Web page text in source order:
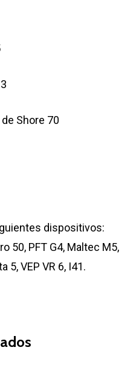
Shore 70
dispositivos:
50, PFT G4, Maltec M5,
5, VEP VR 6, I41.